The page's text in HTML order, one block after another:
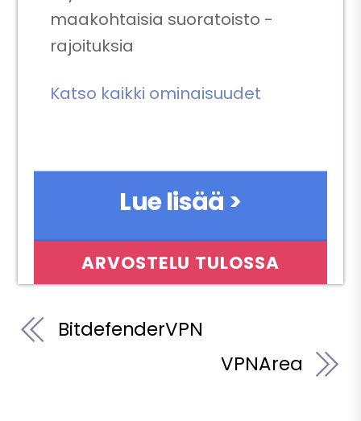
maakohtaisia suoratoisto -
rajoituksia
Katso kaikki ominaisuudet
Lue lisää >
ARVOSTELU TULOSSA
BitdefenderVPN
VPNArea